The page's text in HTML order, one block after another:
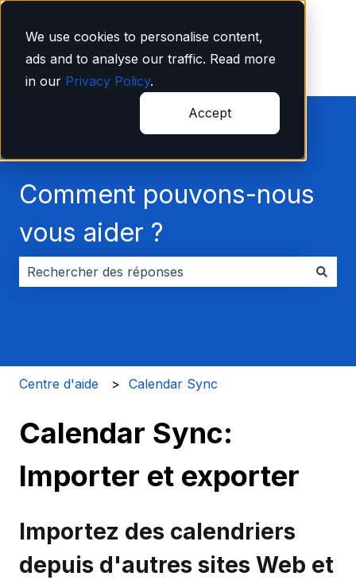
We use cookies to personalise content,
ads and to analyse our traffic. Read more
in our Privacy Policy.
Accept
Comment pouvons-nous
vous aider ?
Centre d'aide Calendar Sync
Calendar Sync:
Importer et exporter
Importez des calendriers
depuis d'autres sites Web et